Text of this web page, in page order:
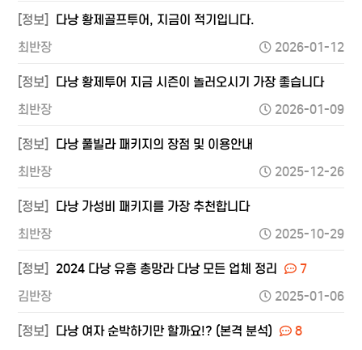
[정보]
다낭 황제골프투어, 지금이 적기입니다.
최반장
2026-01-12
[정보]
다낭 황제투어 지금 시즌이 놀러오시기 가장 좋습니다
최반장
2026-01-09
[정보]
다낭 풀빌라 패키지의 장점 및 이용안내
최반장
2025-12-26
[정보]
다낭 가성비 패키지를 가장 추천합니다
최반장
2025-10-29
[정보] 2024 다낭 유흥 총망라 다낭 모든 업체 정리
7
김반장
2025-01-06
[정보] 다낭 여자 순박하기만 할까요!? (본격 분석)
8